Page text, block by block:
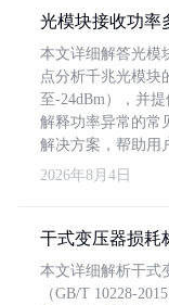
光模块接收功率
本文详细解答光模
点分析千兆光模块
至-24dBm），并
解释功率异常的常
解决方案，帮助用
2026年8月4日
干式变压器损耗
本文详细解析干式
（GB/T 10228-